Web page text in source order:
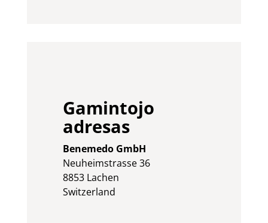
Gamintojo
adresas
Benemedo GmbH
Neuheimstrasse 36
8853 Lachen
Switzerland